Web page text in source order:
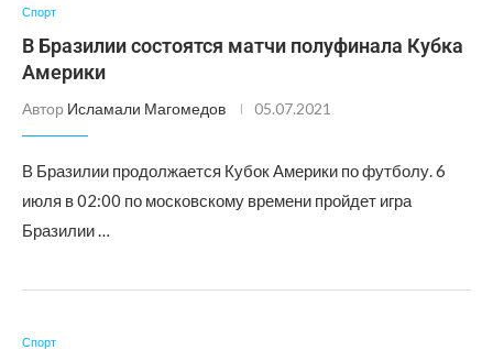
Спорт
В Бразилии состоятся матчи полуфинала Кубка
Америки
Автор Исламали Магомедов 05.07.2021
В Бразилии продолжается Кубок Америки по футболу. 6
июля в 02:00 по московскому времени пройдет игра
Бразилии …
Спорт